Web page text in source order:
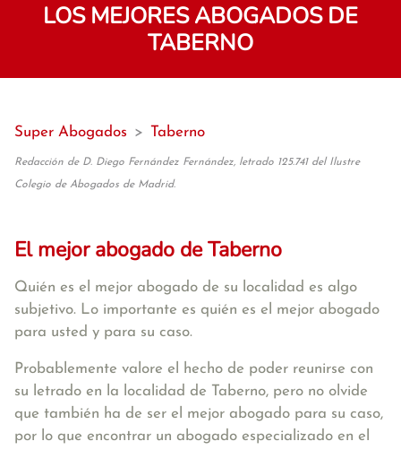
LOS MEJORES ABOGADOS DE
TABERNO
Super Abogados > Taberno
Redacción de D. Diego Fernández Fernández, letrado 125.741 del Ilustre
Colegio de Abogados de Madrid.
El mejor abogado de Taberno
Quién es el mejor abogado de su localidad es algo
subjetivo. Lo importante es quién es el mejor abogado
para usted y para su caso.
Probablemente valore el hecho de poder reunirse con
su letrado en la localidad de Taberno, pero no olvide
que también ha de ser el mejor abogado para su caso,
por lo que encontrar un abogado especializado en el